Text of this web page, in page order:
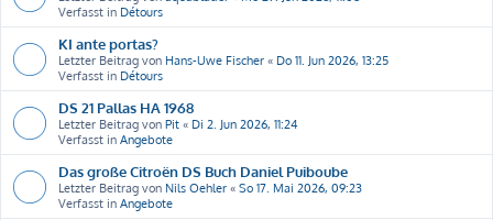
Verfasst in Détours
KI ante portas?
Letzter Beitrag von Hans-Uwe Fischer « Do 11. Jun 2026, 13:25
Verfasst in Détours
DS 21 Pallas HA 1968
Letzter Beitrag von Pit « Di 2. Jun 2026, 11:24
Verfasst in Angebote
Das große Citroën DS Buch Daniel Puiboube
Letzter Beitrag von Nils Oehler « So 17. Mai 2026, 09:23
Verfasst in Angebote